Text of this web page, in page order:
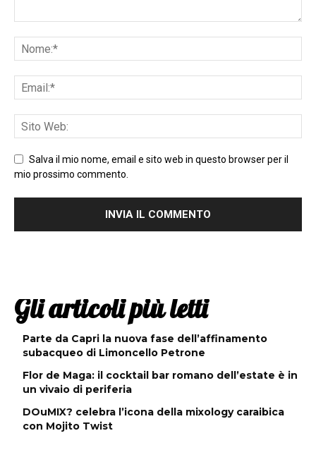
Salva il mio nome, email e sito web in questo browser per il
mio prossimo commento.
Gli articoli più letti
Parte da Capri la nuova fase dell’affinamento
subacqueo di Limoncello Petrone
Flor de Maga: il cocktail bar romano dell’estate è in
un vivaio di periferia
DOuMIX? celebra l’icona della mixology caraibica
con Mojito Twist